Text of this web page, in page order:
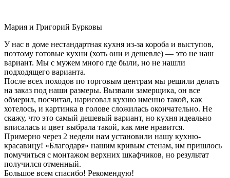
Мария и Григорий Бурковы
У нас в доме нестандартная кухня из-за короба и выступов,
поэтому готовые кухни (хоть они и дешевле) — это не наш
вариант. Мы с мужем много где были, но не нашли
подходящего варианта.
После всех походов по торговым центрам мы решили делать
на заказ под наши размеры. Вызвали замерщика, он все
обмерил, посчитал, нарисовал кухню именно такой, как
хотелось, и картинка в голове сложилась окончательно. Не
скажу, что это самый дешевый вариант, но кухня идеально
вписалась и цвет выбрала такой, как мне нравится.
Примерно через 2 недели нам установили нашу кухню-
красавицу! «Благодаря» нашим кривым стенам, им пришлось
помучиться с монтажом верхних шкафчиков, но результат
получился отменный.
Большое всем спасибо! Рекомендую!